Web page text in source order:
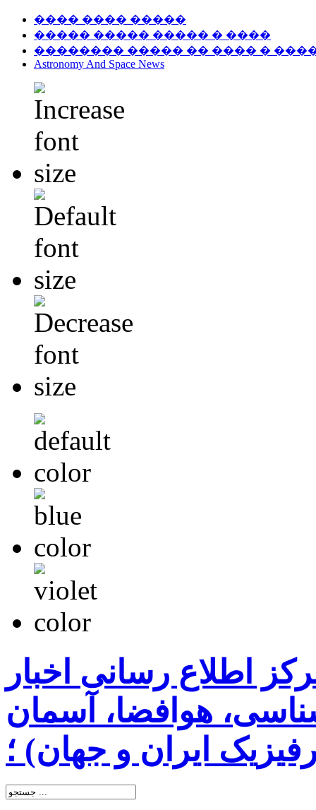
���� ���� �����
����� ����� ����� � ����
�������� ����� �� ���� �
Astronomy And Space News
اطلاع رسانی اخبار
هوافضا، آسمان
ایران و جهان) ؛